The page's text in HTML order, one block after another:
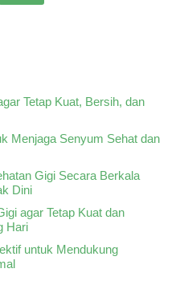
Tetap Kuat, Bersih, dan
Menjaga Senyum Sehat dan
Gigi Secara Berkala
Dini
agar Tetap Kuat dan
Hari
untuk Mendukung